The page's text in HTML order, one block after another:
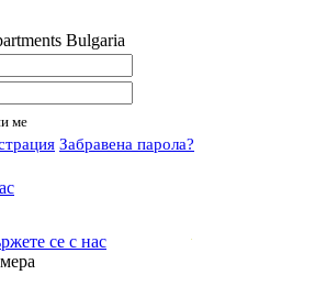
Bulgaria
ме
Забравена парола?
се с нас